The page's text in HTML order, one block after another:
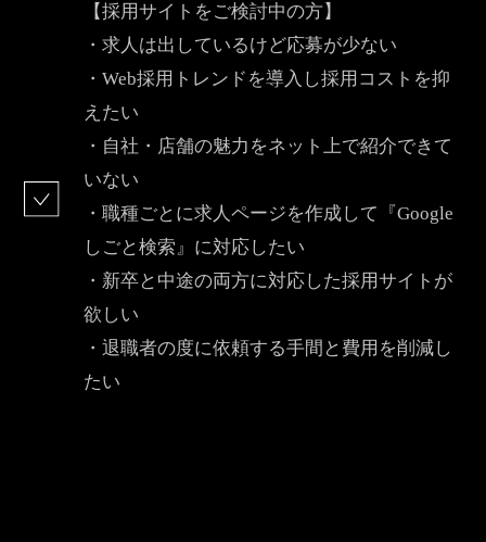
【採用サイトをご検討中の方】
・求人は出しているけど応募が少ない
・Web採用トレンドを導入し採用コストを抑
えたい
・自社・店舗の魅力をネット上で紹介できて
いない
・職種ごとに求人ページを作成して『Google
しごと検索』に対応したい
・新卒と中途の両方に対応した採用サイトが
欲しい
・退職者の度に依頼する手間と費用を削減し
たい